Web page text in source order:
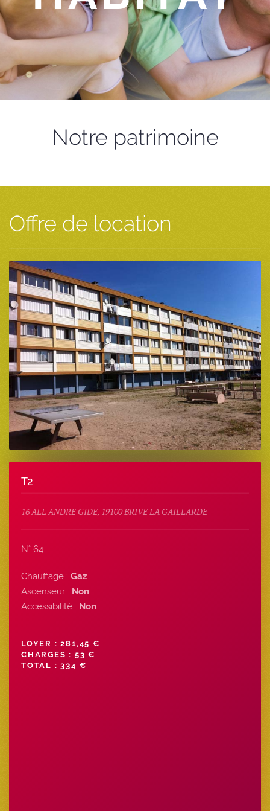
Notre patrimoine
Offre de location
T2
16 ALL ANDRE GIDE, 19100 BRIVE LA GAILLARDE
N° 64
Chauffage : Gaz
Ascenseur : Non
Accessibilité : Non
LOYER : 281,45 €
CHARGES : 53 €
TOTAL : 334 €